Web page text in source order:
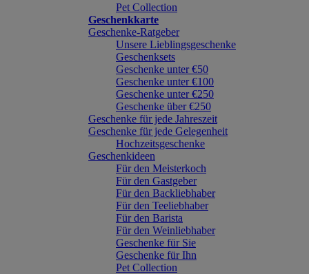
Pet Collection
Geschenkkarte
Geschenke-Ratgeber
Unsere Lieblingsgeschenke
Geschenksets
Geschenke unter €50
Geschenke unter €100
Geschenke unter €250
Geschenke über €250
Geschenke für jede Jahreszeit
Geschenke für jede Gelegenheit
Hochzeitsgeschenke
Geschenkideen
Für den Meisterkoch
Für den Gastgeber
Für den Backliebhaber
Für den Teeliebhaber
Für den Barista
Für den Weinliebhaber
Geschenke für Sie
Geschenke für Ihn
Pet Collection